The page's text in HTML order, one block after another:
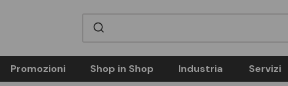
Promozioni Shop in Shop Industria Servizi